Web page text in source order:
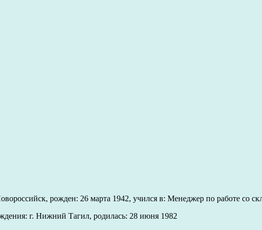
рожден: 26 марта 1942, учился в: Менеджер по работе со
г. Нижний Тагил, родилась: 28 июня 1982